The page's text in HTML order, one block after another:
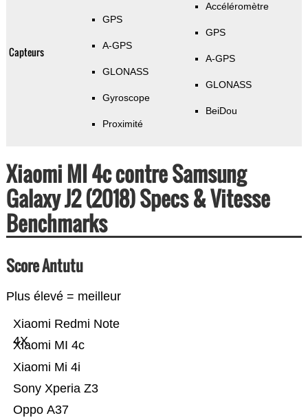
Capteurs
GPS
A-GPS
GLONASS
Gyroscope
Proximité
Accéléromètre
GPS
A-GPS
GLONASS
BeiDou
Xiaomi MI 4c contre Samsung
Galaxy J2 (2018) Specs & Vitesse
Benchmarks
Score Antutu
Plus élevé = meilleur
Oppo A37
Sony Xperia Z3
Xiaomi Mi 4i
Xiaomi MI 4c
Xiaomi Redmi Note
4X